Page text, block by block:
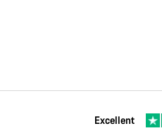
Excellent